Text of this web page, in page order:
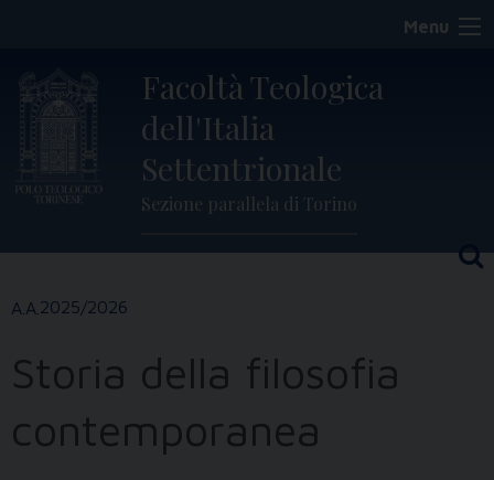
content
Menu
Facoltà Teologica
dell'Italia
Settentrionale
Sezione parallela di Torino
2025/2026
Storia della filosofia
contemporanea